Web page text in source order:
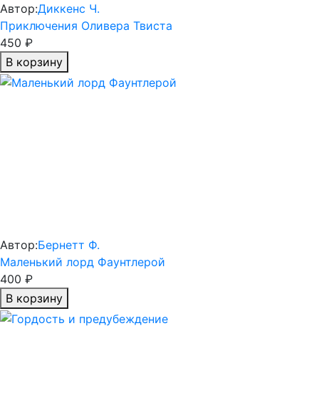
Автор:Диккенс Ч.
Приключения Оливера Твиста
450 ₽
В корзину
Автор:Бернетт Ф.
Маленький лорд Фаунтлерой
400 ₽
В корзину